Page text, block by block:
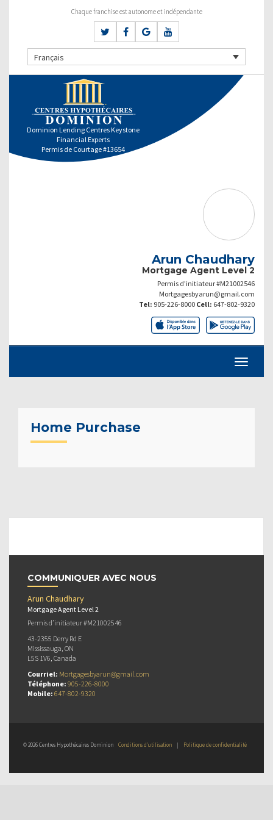
Chaque franchise est autonome et indépendante
Français
Dominion Lending Centres Keystone
Financial Experts
Permis de Courtage #13654
Arun Chaudhary
Mortgage Agent Level 2
Permis d’initiateur #M21002546
Mortgagesbyarun@gmail.com
Tel: 905-226-8000 Cell: 647-802-9320
Home Purchase
COMMUNIQUER AVEC NOUS
Arun Chaudhary
Mortgage Agent Level 2
Permis d’initiateur #M21002546
43-2355 Derry Rd E
Mississauga, ON
L5S 1V6, Canada
Courriel: Mortgagesbyarun@gmail.com
Téléphone: 905-226-8000
Mobile: 647-802-9320
© 2026 Centres Hypothécaires Dominion Conditions d’utilisation | Politique de confidentialité